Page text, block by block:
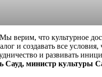
что культурное
и создавать все условия,
и развивать
министр культуры